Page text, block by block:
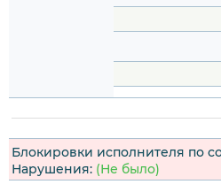
Блокировки исполнителя по
Нарушения: (Не было)